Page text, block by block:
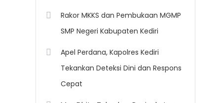
Rakor MKKS dan Pembukaan MGMP
SMP Negeri Kabupaten Kediri
Apel Perdana, Kapolres Kediri
Tekankan Deteksi Dini dan Respons
Cepat